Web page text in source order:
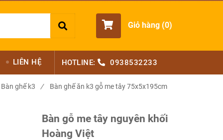
Giỏ hàng (0)
LIÊN HỆ HOTLINE: 0938532233
Bàn ghế k3 / Bàn ghế ăn k3 gỗ me tây 75x5x195cm
Bàn gỗ me tây nguyên khối
Hoàng Việt